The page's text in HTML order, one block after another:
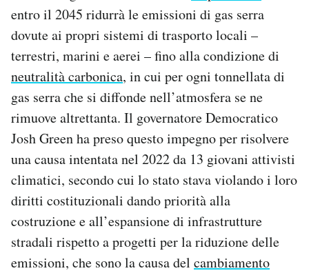
Area Personale
Notifiche mobile
Regala il Post
Hai bisogno di aiuto?
Esci
entro il 2045 ridurrà le emissioni di gas serra
dovute ai propri sistemi di trasporto locali –
terrestri, marini e aerei – fino alla condizione di
neutralità carbonica, in cui per ogni tonnellata di
gas serra che si diffonde nell’atmosfera se ne
rimuove altrettanta. Il governatore Democratico
Josh Green ha preso questo impegno per risolvere
una causa intentata nel 2022 da 13 giovani attivisti
climatici, secondo cui lo stato stava violando i loro
diritti costituzionali dando priorità alla
costruzione e all’espansione di infrastrutture
stradali rispetto a progetti per la riduzione delle
emissioni, che sono la causa del cambiamento